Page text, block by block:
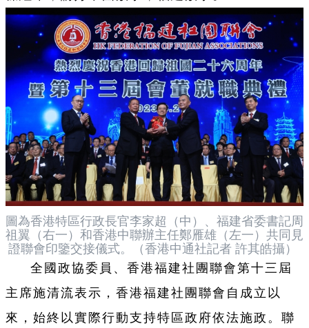
圖為香港特區行政長官李家超（中）、福建省委書記周
祖翼（右一）和香港中聯辦主任鄭雁雄（左一）共同見
證聯會印鑒交接儀式。（香港中通社記者 許其皓攝）
全國政協委員、香港福建社團聯會第十三屆
主席施清流表示，香港福建社團聯會自成立以
來，始終以實際行動支持特區政府依法施政。聯